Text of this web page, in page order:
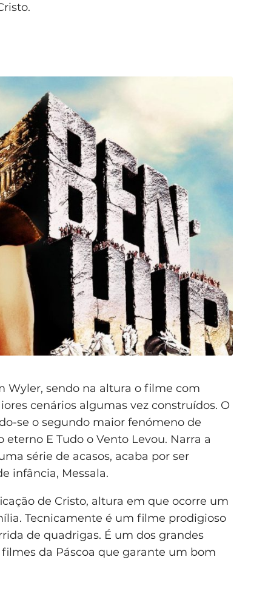
Wyler, sendo na altura o filme com
cenários algumas vez construídos. O
se o segundo maior fenómeno de
E Tudo o Vento Levou. Narra a
série de acasos, acaba por ser
infância, Messala.
de Cristo, altura em que ocorre um
Tecnicamente é um filme prodigioso
de quadrigas. É um dos grandes
da Páscoa que garante um bom